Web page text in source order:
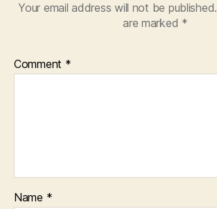
Your email address will not be published.
are marked *
Comment *
Name *